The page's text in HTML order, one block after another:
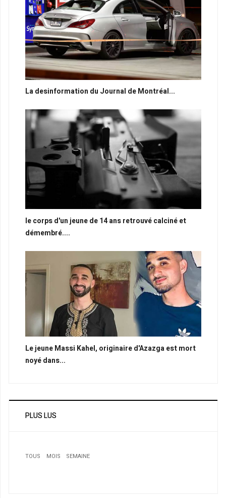
La desinformation du Journal de Montréal...
le corps d'un jeune de 14 ans retrouvé calciné et
démembré....
Le jeune Massi Kahel, originaire d'Azazga est mort
noyé dans...
PLUS LUS
TOUS MOIS
SEMAINE